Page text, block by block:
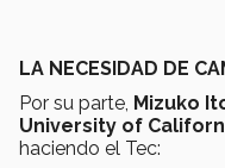
LA NECESIDAD DE
Por su parte, Mizuko
University of
haciendo el Tec: